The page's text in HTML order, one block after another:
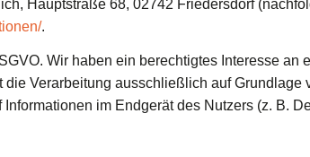
Hauptstraße 68, 02742 Friedersdorf
.
Wir haben ein berechtigtes Interesse
Verarbeitung ausschließlich auf Grundlage
im Endgerät des Nutzers (z. B.